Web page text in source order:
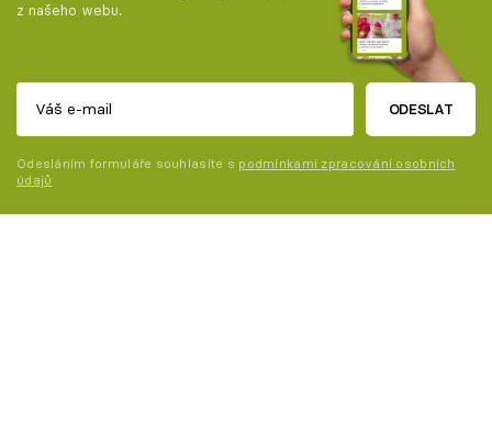
z našeho webu.
ODESLAT
Odesláním formuláře souhlasíte s podmínkami zpracování osobních
údajů